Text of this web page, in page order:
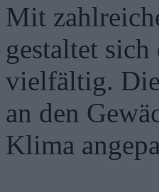
Mit
gestaltet
vielfältig.
an den
Klima